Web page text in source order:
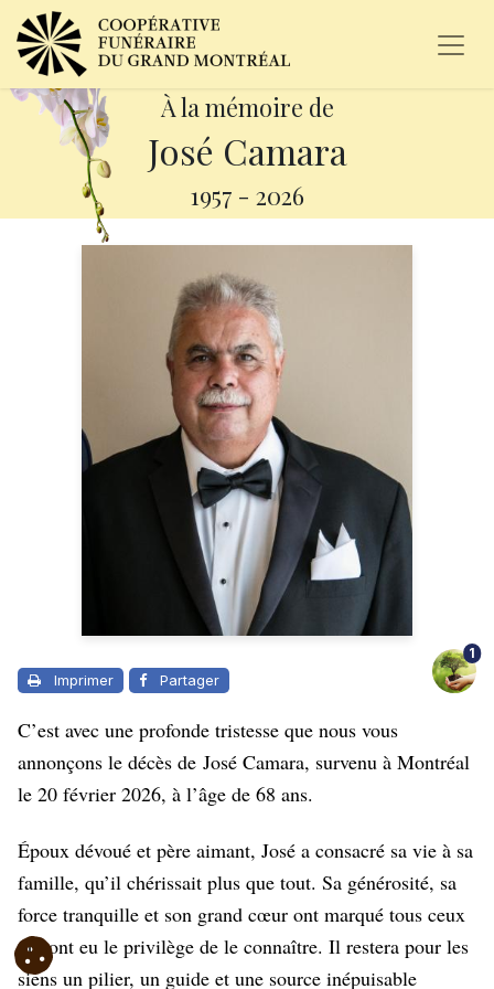
À la mémoire de
José Camara
1957 - 2026
Imprimer Partager
1
C’est avec une profonde tristesse que nous vous
annonçons le décès de José Camara, survenu à Montréal
le 20 février 2026, à l’âge de 68 ans.
Époux dévoué et père aimant, José a consacré sa vie à sa
famille, qu’il chérissait plus que tout. Sa générosité, sa
force tranquille et son grand cœur ont marqué tous ceux
qui ont eu le privilège de le connaître. Il restera pour les
siens un pilier, un guide et une source inépuisable